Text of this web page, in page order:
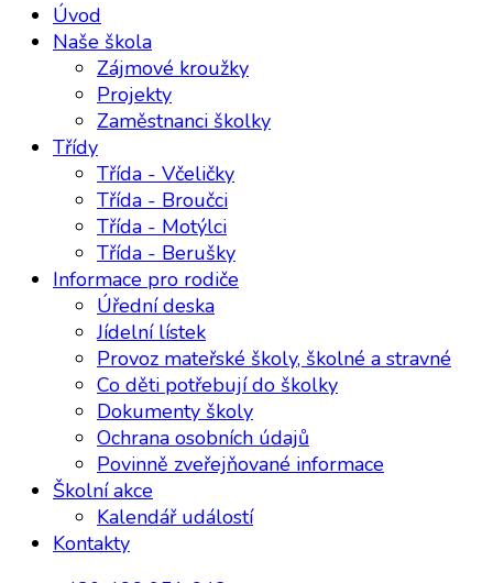
Úvod
Naše škola
Zájmové kroužky
Projekty
Zaměstnanci školky
Třídy
Třída - Včeličky
Třída - Broučci
Třída - Motýlci
Třída - Berušky
Informace pro rodiče
Úřední deska
Jídelní lístek
Provoz mateřské školy, školné a stravné
Co děti potřebují do školky
Dokumenty školy
Ochrana osobních údajů
Povinně zveřejňované informace
Školní akce
Kalendář událostí
Kontakty